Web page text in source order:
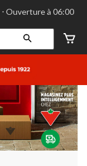
⋅ Ouverture à 06:00